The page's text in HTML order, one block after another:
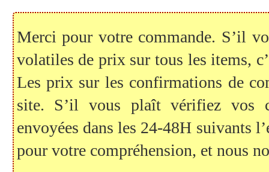
Merci pour votre commande. S’il
volatiles de prix sur tous les items,
Les prix sur les confirmations de
site. S’il vous plaît vérifiez vos
envoyées dans les 24-48H suivants
pour votre compréhension, et nous